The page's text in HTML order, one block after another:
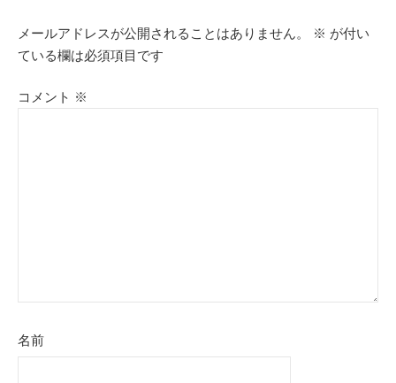
メールアドレスが公開されることはありません。 ※ が付い
ている欄は必須項目です
コメント ※
名前